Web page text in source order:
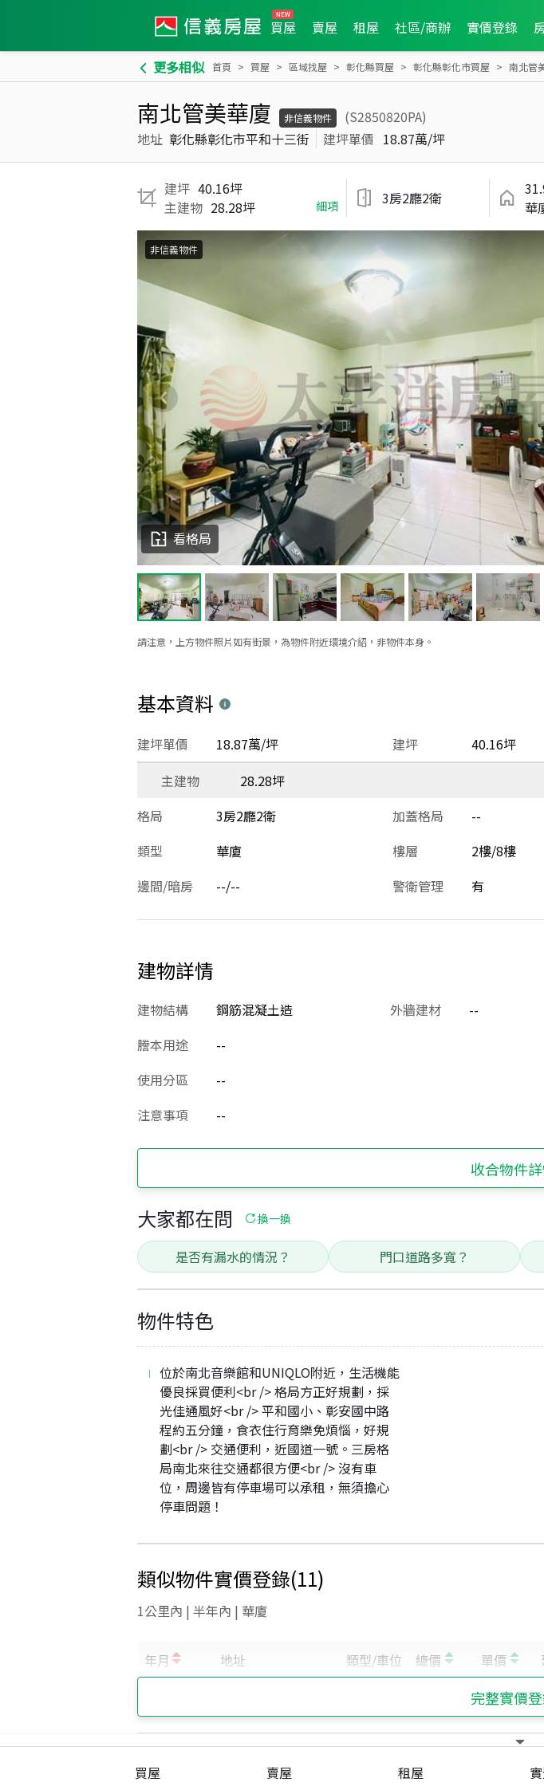
買屋 賣屋 租屋 社區/商辦 實價登錄
更多相似 首頁 買屋 區域找屋 彰化縣買屋 彰化縣彰化市買屋 南北管
南北管美華廈 非信義物件
(S2850820PA)
地址 彰化縣彰化市平和十三街 建坪單價 18.87萬/坪
建坪 40.16坪
主建物 28.28坪 細項 3房2廳2衛
華
請注意，上方物件照片如有街景，為物件附近環境介紹，非物件本身。
看格局
非信義物件
基本資料
建坪 40.16坪
建坪單價 18.87萬/坪
主建物
28.28坪
格局
3房2廳2衛 加蓋格局 --
類型
華廈 樓層 2樓/8樓
邊間/暗房
--/-- 警衛管理 有
建物詳情
建物結構 鋼筋混凝土造 外牆建材 --
謄本用途
--
使用分區
--
注意事項
--
收合物件
大家都在問 換一換
是否有漏水的情況？ 門口道路多寬？
物件特色
位於南北音樂館和UNIQLO附近，生活機能
優良採買便利<br /> 格局方正好規劃，採
光佳通風好<br /> 平和國小、彰安國中路
程約五分鐘，食衣住行育樂免煩惱，好規
劃<br /> 交通便利，近國道一號。三房格
局南北來往交通都很方便<br /> 沒有車
位，周邊皆有停車場可以承租，無須擔心
停車問題！
類似物件實價登錄(11)
1公里內 | 半年內 | 華廈
完整實價
買屋 賣屋 租屋